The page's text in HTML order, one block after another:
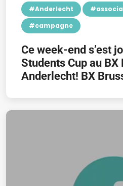
#Anderlecht
#campagne
Ce week-end s’est
Students Cup au BX
Anderlecht! BX Brussels BX